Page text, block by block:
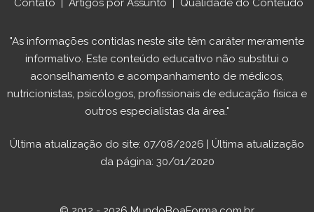
Contato | Artigos por Assunto | Qualidade do Conteúdo
"As informações contidas neste site têm caráter meramente
informativo. Este conteúdo educativo não substitui o
aconselhamento e acompanhamento de médicos,
nutricionistas, psicólogos, profissionais de educação física e
outros especialistas da área."
Última atualização do site: 07/08/2026 | Última atualização
da página: 30/01/2020